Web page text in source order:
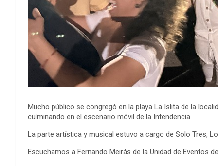
Mucho público se congregó en la playa La Islita de la
culminando en el escenario móvil de la Intendencia.
La parte artística y musical estuvo a cargo de Solo Tres,
Escuchamos a Fernando Meirás de la Unidad de Eventos